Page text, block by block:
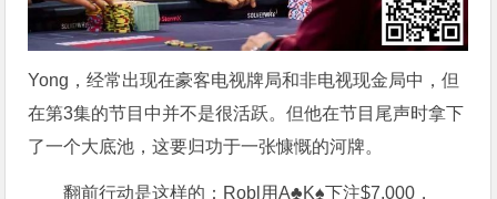
Yong，经常出现在豪客电视牌局和非电视现金局中，但
在第3集的节目中并不是很活跃。但他在节目尾声时拿下
了一个大底池，这要归功于一张慷慨的河牌。
翻前行动是这样的：Robl用A♣K♠下注$7,000，